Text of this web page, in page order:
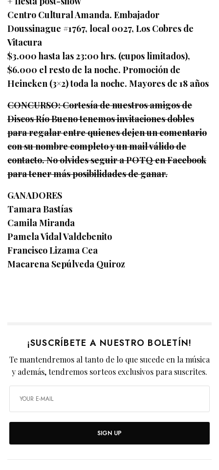
Centro Cultural Amanda. Embajador
Doussinague #1767, local 0027, Los Cobres de
Vitacura
$3.000 hasta las 23:00 hrs. (cupos limitados),
$6.000 el resto de la noche. Promoción de
Heineken (3×2) toda la noche. Mayores de 18 años
CONCURSO: Cortesía de nuestros amigos de
Discos Río Bueno tenemos invitaciones dobles
para regalar entre quienes dejen un comentario
con su nombre completo y un mail válido de
contacto. No olvides seguir a POTQ en Facebook
para tener más posibilidades de ganar.
GANADORES
Tamara Bastías
Camila Miranda
Pamela Vidal Valdebenito
Francisco Lizama Cea
Macarena Sepúlveda Quiroz
¡SUSCRÍBETE A NUESTRO BOLETÍN!
Te mantendremos al tanto de lo que sucede en la música
y además, tendremos sorteos exclusivos para suscrites.
SIGN UP